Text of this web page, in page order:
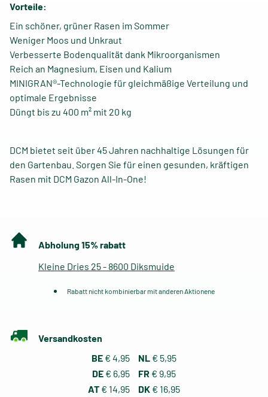
Vorteile:
Ein schöner, grüner Rasen im Sommer
Weniger Moos und Unkraut
Verbesserte Bodenqualität dank Mikroorganismen
Reich an Magnesium, Eisen und Kalium
MINIGRAN®-Technologie für gleichmäßige Verteilung und
optimale Ergebnisse
Düngt bis zu 400 m² mit 20 kg
DCM bietet seit über 45 Jahren nachhaltige Lösungen für
den Gartenbau. Sorgen Sie für einen gesunden, kräftigen
Rasen mit DCM Gazon All-In-One!
Abholung 15% rabatt
Kleine Dries 25 - 8600 Diksmuide
Rabatt nicht kombinierbar mit anderen Aktionene
Versandkosten
BE € 4,95 NL € 5,95
DE € 6,95 FR € 9,95
AT € 14,95 DK € 16,95